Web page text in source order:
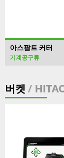
아스팔트 커터
기계공구류
버켓 /